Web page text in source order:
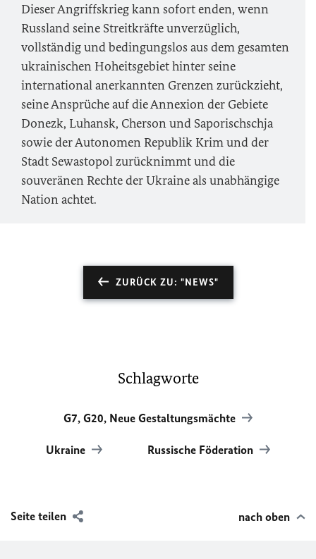
Dieser Angriffskrieg kann sofort enden, wenn
Russland seine Streitkräfte unverzüglich,
vollständig und bedingungslos aus dem gesamten
ukrainischen Hoheitsgebiet hinter seine
international anerkannten Grenzen zurückzieht,
seine Ansprüche auf die Annexion der Gebiete
Donezk, Luhansk, Cherson und Saporischschja
sowie der Autonomen Republik Krim und der
Stadt Sewastopol zurücknimmt und die
souveränen Rechte der Ukraine als unabhängige
Nation achtet.
ZURÜCK ZU: "NEWS"
Schlagworte
G7, G20, Neue Gestaltungsmächte
Ukraine Russische Föderation
Seite teilen nach oben